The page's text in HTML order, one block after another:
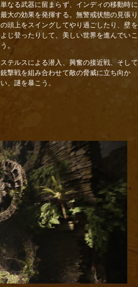
単なる武器に留まらず、インディの移動時に
最大の効果を発揮する。無警戒状態の見張り
の頭上をスイングしてやり過ごしたり、壁を
よじ登ったりして、美しい世界を進んでいこ
う。
ステルスによる潜入、興奮の接近戦、そして
銃撃戦を組み合わせて敵の脅威に立ち向か
い、謎を暴こう。